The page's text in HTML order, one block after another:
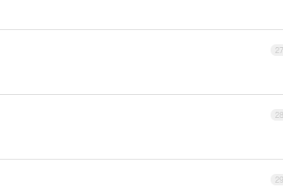
27
28
29